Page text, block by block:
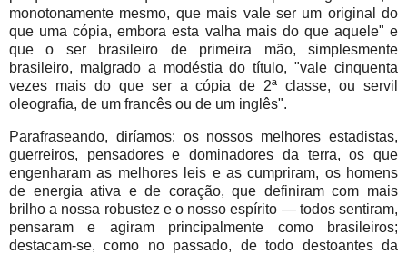
monotonamente mesmo, que mais vale ser um original do
que uma cópia, embora esta valha mais do que aquele" e
que o ser brasileiro de primeira mão, simplesmente
brasileiro, malgrado a modéstia do título, "vale cinquenta
vezes mais do que ser a cópia de 2ª classe, ou servil
oleografia, de um francês ou de um inglês".
Parafraseando, diríamos: os nossos melhores estadistas,
guerreiros, pensadores e dominadores da terra, os que
engenharam as melhores leis e as cumpriram, os homens
de energia ativa e de coração, que definiram com mais
brilho a nossa robustez e o nosso espírito — todos sentiram,
pensaram e agiram principalmente como brasileiros;
destacam-se, como no passado, de todo destoantes da